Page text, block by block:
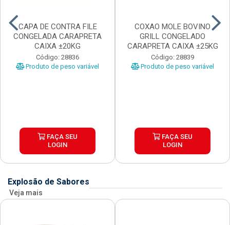
CAPA DE CONTRA FILE
CONGELADA CARAPRETA
CAIXA ±20KG
Código: 28836
Produto de peso variável
FAÇA SEU
LOGIN
COXAO MOLE BOVINO
GRILL CONGELADO
CARAPRETA CAIXA ±25KG
Código: 28839
Produto de peso variável
FAÇA SEU
LOGIN
Explosão de Sabores
Veja mais